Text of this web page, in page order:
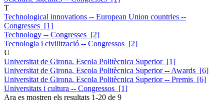
T
Technological innovations -- European Union countries --
Congresses [1]
Technology -- Congresses [2]
Tecnologia i civilització -- Congressos [2]
U
Universitat de Girona. Escola Politècnica Superior [1]
Universitat de Girona. Escola Politècnica Superior -- Awards [6]
Universitat de Girona. Escola Politècnica Superior -- Premis [6]
Universitats i cultura -- Congressos [1]
Ara es mostren els resultats 1-20 de 9